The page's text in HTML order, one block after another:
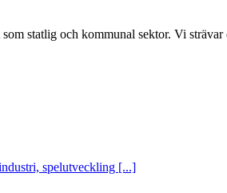
statlig och kommunal sektor. Vi
spelutveckling [...]